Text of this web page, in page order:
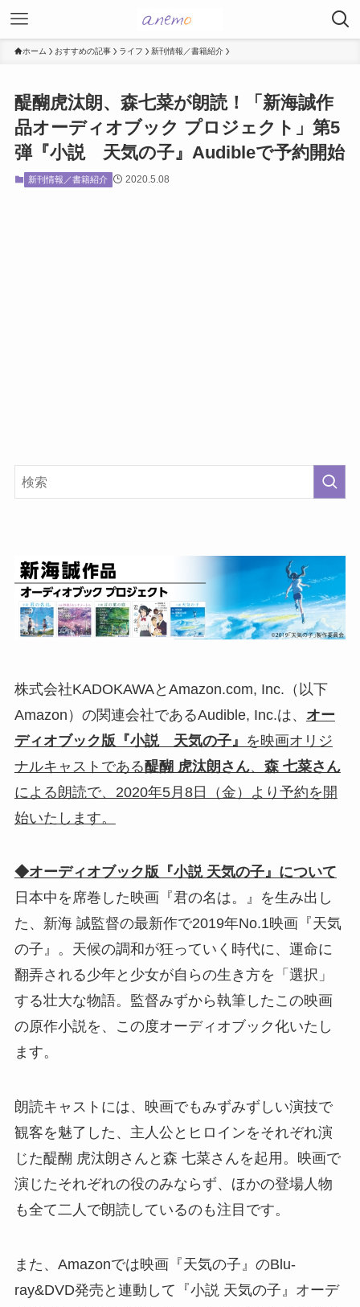
ホーム おすすめの記事 ライフ 新刊情報／書籍紹介
醍醐虎汰朗、森七菜が朗読！「新海誠作
品オーディオブック プロジェクト」第5
弾『小説 天気の子』Audibleで予約開始
新刊情報／書籍紹介 2020.5.08
株式会社KADOKAWAとAmazon.com, Inc.（以下
Amazon）の関連会社であるAudible, Inc.は、 オー
ディオブック版『小説 天気の子』 を映画オリジ
ナルキャストである醍醐 虎汰朗さん、 森 七菜さん
による朗読で、2020年5月8日（金）より予約を開
始いたします。
◆オーディオブック版『小説 天気の子』について
日本中を席巻した映画『君の名は。』を生み出し
た、新海 誠監督の最新作で2019年No.1映画『天気
の子』。天候の調和が狂っていく時代に、運命に
翻弄される少年と少女が自らの生き方を「選択」
する壮大な物語。監督みずから執筆したこの映画
の原作小説を、この度オーディオブック化いたし
ます。
朗読キャストには、映画でもみずみずしい演技で
観客を魅了した、主人公とヒロインをそれぞれ演
じた醍醐 虎汰朗さんと森 七菜さんを起用。映画で
演じたそれぞれの役のみならず、ほかの登場人物
も全て二人で朗読しているのも注目です。
また、Amazonでは映画『天気の子』のBlu-
ray&DVD発売と連動して『小説 天気の子』オーデ